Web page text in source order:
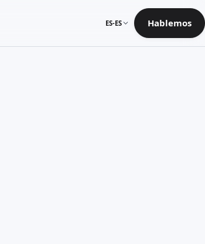
ES-ES Hablemos